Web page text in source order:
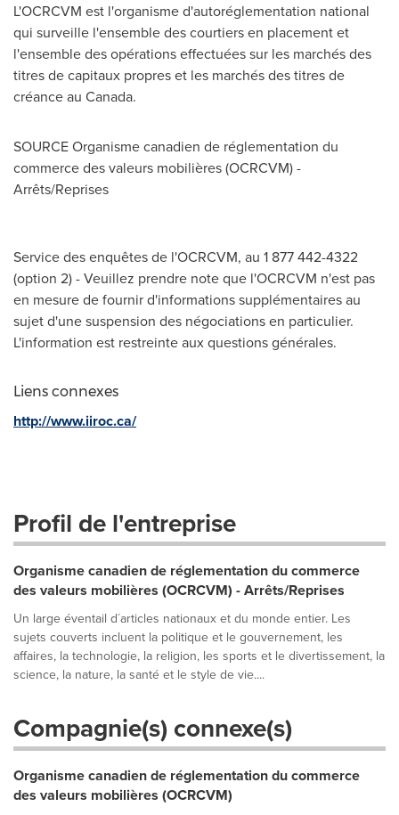
L'OCRCVM est l'organisme d'autoréglementation national
qui surveille l'ensemble des courtiers en placement et
l'ensemble des opérations effectuées sur les marchés des
titres de capitaux propres et les marchés des titres de
créance au Canada.
SOURCE Organisme canadien de réglementation du
commerce des valeurs mobilières (OCRCVM) -
Arrêts/Reprises
Service des enquêtes de l'OCRCVM, au 1 877 442-4322
(option 2) - Veuillez prendre note que l'OCRCVM n'est pas
en mesure de fournir d'informations supplémentaires au
sujet d'une suspension des négociations en particulier.
L'information est restreinte aux questions générales.
Liens connexes
http://www.iiroc.ca/
Profil de l'entreprise
Organisme canadien de réglementation du commerce
des valeurs mobilières (OCRCVM) - Arrêts/Reprises
Un large éventail d´articles nationaux et du monde entier. Les
sujets couverts incluent la politique et le gouvernement, les
affaires, la technologie, la religion, les sports et le divertissement, la
science, la nature, la santé et le style de vie....
Compagnie(s) connexe(s)
Organisme canadien de réglementation du commerce
des valeurs mobilières (OCRCVM)